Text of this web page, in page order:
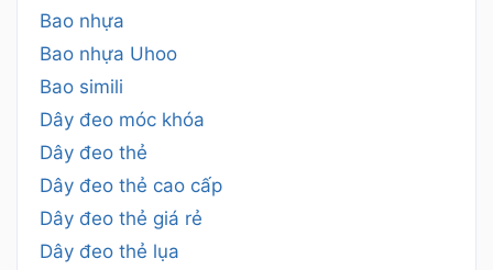
Bao nhựa
Bao nhựa Uhoo
Bao simili
Dây đeo móc khóa
Dây đeo thẻ
Dây đeo thẻ cao cấp
Dây đeo thẻ giá rẻ
Dây đeo thẻ lụa